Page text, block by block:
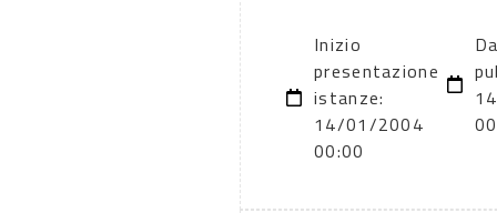
Inizio
presentazione
istanze:
14/01/2004
00:00